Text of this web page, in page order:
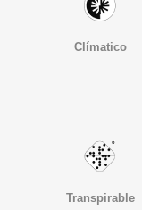
Clímatico
Transpirable